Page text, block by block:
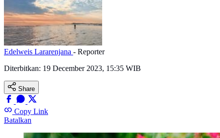
Edelweis Lararenjana - Reporter
Diterbitkan: 19 December 2023, 15:35 WIB
Share
Copy Link
Batalkan